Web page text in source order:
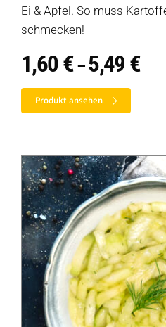
Ei & Apfel. So muss
schmecken!
1,60€ –5,49 €1,60
Produkt ansehen